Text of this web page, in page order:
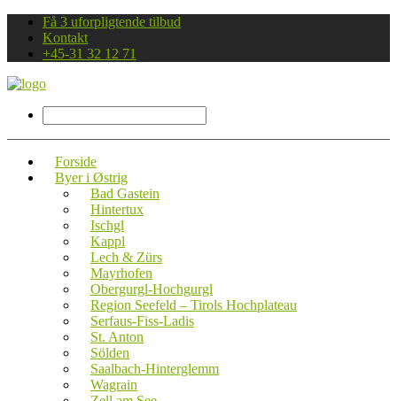
Få 3 uforpligtende tilbud
Kontakt
+45-31 32 12 71
Forside
Byer i Østrig
Bad Gastein
Hintertux
Ischgl
Kappl
Lech & Zürs
Mayrhofen
Obergurgl-Hochgurgl
Region Seefeld – Tirols Hochplateau
Serfaus-Fiss-Ladis
St. Anton
Sölden
Saalbach-Hinterglemm
Wagrain